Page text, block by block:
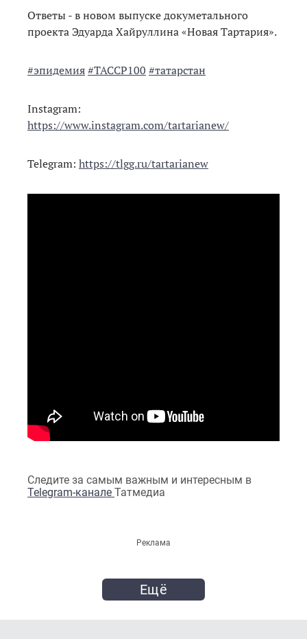
Ответы - в новом выпуске докуметального
проекта Эдуарда Хайруллина «Новая Тартария».
#эпидемия#ТАССР100 #татарстан
Instagram:
https://www.instagram.com/tartarianew/
Telegram: https://tlgg.ru/tartarianew
Следите за самым важным и интересным в
Telegram-канале Татмедиа
Реклама
Ещё